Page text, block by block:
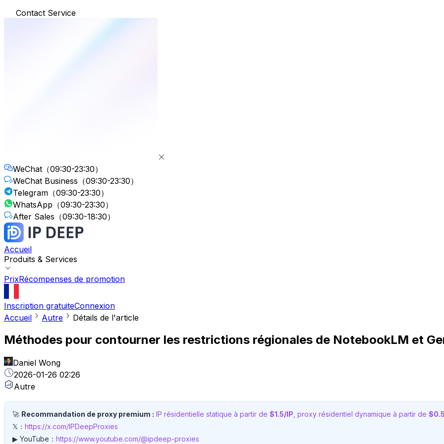
Contact Service
WeChat （09:30-23:30）
WeChat Business （09:30-23:30）
Telegram （09:30-23:30）
WhatsApp （09:30-23:30）
After Sales （09:30-18:30）
Accueil
Produits & Services
PrixRécompenses de promotion
Inscription gratuiteConnexion
Accueil
Autre Détails de l'article
Méthodes pour contourner les restrictions régionales de NotebookLM et
Daniel Wong
2026-01-26 02:26
Autre
🚀 Recommandation de proxy premium : IP résidentielle statique à partir de $1.5/IP , proxy résidentiel dynamique à partir de
𝕏： https://x.com/IPDeepProxies
▶ YouTube： https://www.youtube.com/@ipdeep-proxies